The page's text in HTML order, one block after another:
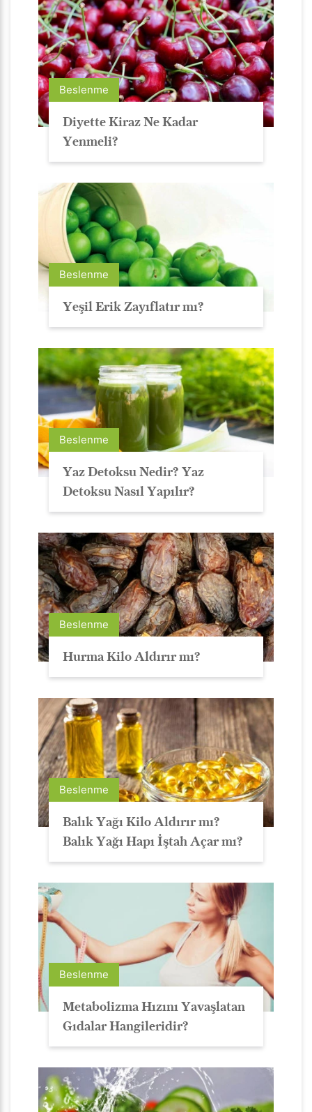
Beslenme
Diyette Kiraz Ne Kadar
Yenmeli?
Beslenme
Yeşil Erik Zayıflatır mı?
Beslenme
Yaz Detoksu Nedir? Yaz
Detoksu Nasıl Yapılır?
Beslenme
Hurma Kilo Aldırır mı?
Beslenme
Balık Yağı Kilo Aldırır mı?
Balık Yağı Hapı İştah Açar mı?
Beslenme
Metabolizma Hızını Yavaşlatan
Gıdalar Hangileridir?